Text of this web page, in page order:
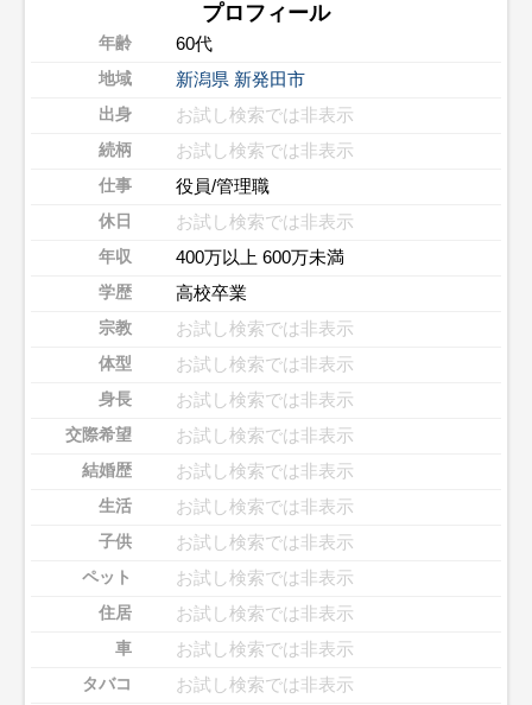
プロフィール
年齢 60代
地域 新潟県 新発田市
出身 お試し検索では非表示
続柄 お試し検索では非表示
仕事 役員/管理職
休日 お試し検索では非表示
年収 400万以上 600万未満
学歴 高校卒業
宗教 お試し検索では非表示
体型 お試し検索では非表示
身長 お試し検索では非表示
交際希望 お試し検索では非表示
結婚歴 お試し検索では非表示
生活 お試し検索では非表示
子供 お試し検索では非表示
ペット お試し検索では非表示
住居 お試し検索では非表示
車 お試し検索では非表示
タバコ お試し検索では非表示